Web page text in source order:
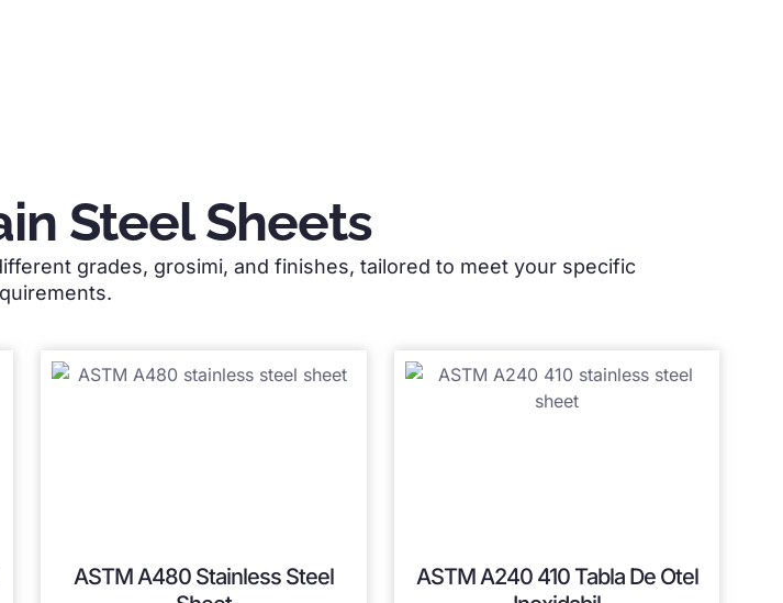
Steel Sheets
grades, grosimi, and finishes, tailored to meet your specific
.
ASTM A480 Stainless Steel
ASTM A240410 Tabla De Otel